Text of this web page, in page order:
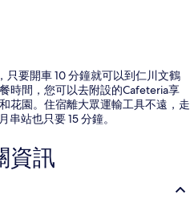
只要開車 10 分鐘就可以到仁川文鶴
時間，您可以去附設的Cafeteria享
花園。住宿離大眾運輸工具不遠，走
站也只要 15 分鐘。
資訊